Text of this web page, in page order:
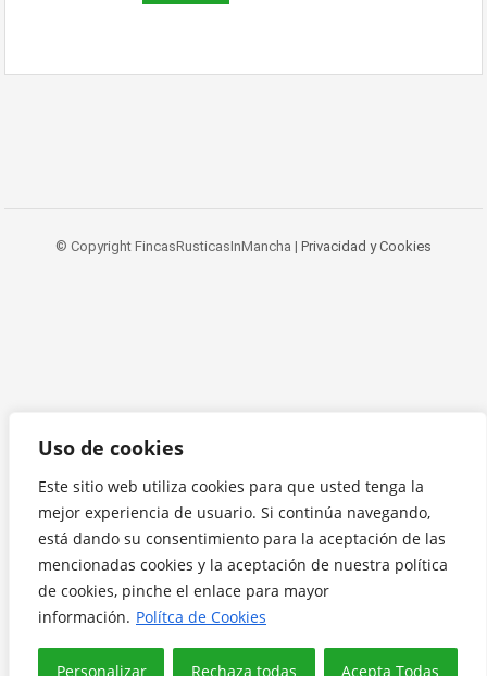
Uso de cookies
Este sitio web utiliza cookies para que usted tenga la
mejor experiencia de usuario. Si continúa navegando,
está dando su consentimiento para la aceptación de las
mencionadas cookies y la aceptación de nuestra política
de cookies, pinche el enlace para mayor
información. Polítca de Cookies
Personalizar Rechaza todas Acepta Todas
© Copyright FincasRusticasInMancha | Privacidad y Cookies